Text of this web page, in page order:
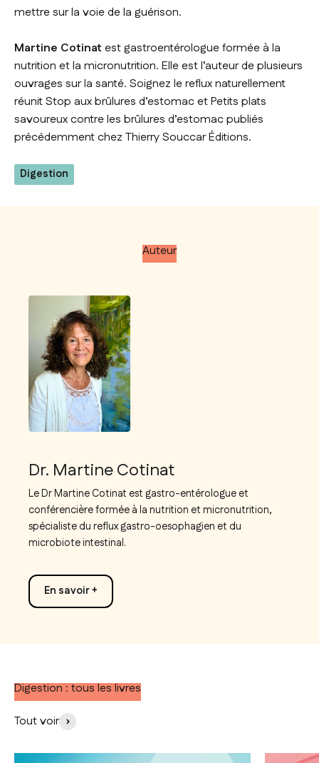
mettre sur la voie de la guérison.
Martine Cotinat est gastroentérologue formée à la
nutrition et la micronutrition. Elle est l’auteur de plusieurs
ouvrages sur la santé. Soignez le reflux naturellement
réunitStop aux brûlures d’estomacetPetits plats
savoureux contre les brûlures d’estomacpubliés
précédemment chez Thierry Souccar Éditions.
Digestion
Auteur
Dr. Martine Cotinat
Le Dr Martine Cotinat est gastro-entérologue et
conférencière formée à la nutrition et micronutrition,
spécialiste du reflux gastro-oesophagien et du
microbiote intestinal.
En savoir +
Digestion : tous les livres
Tout voir